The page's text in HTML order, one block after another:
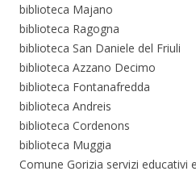
biblioteca Majano
biblioteca Ragogna
biblioteca San Daniele del Friuli
biblioteca Azzano Decimo
biblioteca Fontanafredda
biblioteca Andreis
biblioteca Cordenons
biblioteca Muggia
Comune Gorizia servizi educativi